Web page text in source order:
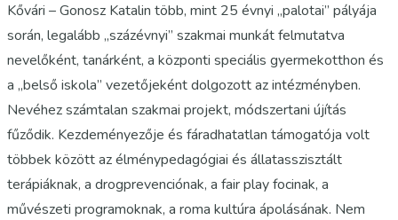
Kővári – Gonosz Katalin több, mint 25 évnyi „palotai” pályája
során, legalább „százévnyi” szakmai munkát felmutatva
nevelőként, tanárként, a központi speciális gyermekotthon és
a „belső iskola” vezetőjeként dolgozott az intézményben.
Nevéhez számtalan szakmai projekt, módszertani újítás
fűződik. Kezdeményezője és fáradhatatlan támogatója volt
többek között az élménypedagógiai és állatasszisztált
terápiáknak, a drogprevenciónak, a fair play focinak, a
művészeti programoknak, a roma kultúra ápolásának. Nem